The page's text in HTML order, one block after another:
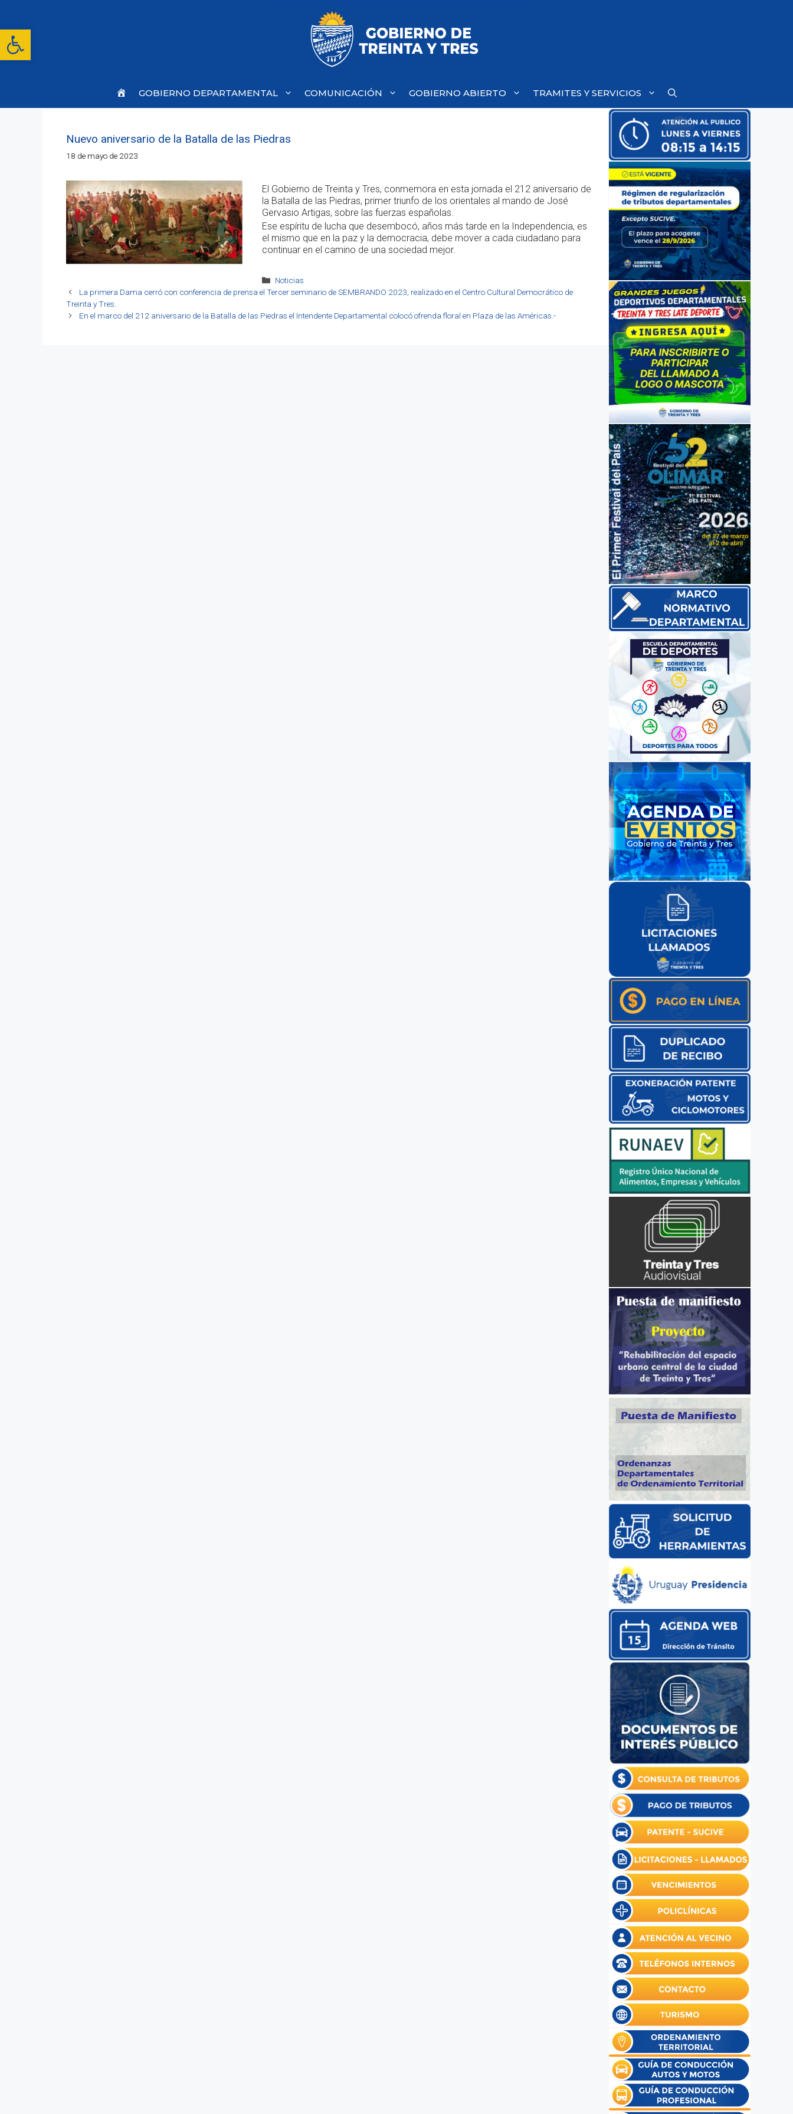
Abrir barra de herramientas
contenido
Inicio
GOBIERNO DEPARTAMENTAL COMUNICACIÓN GOBIERNO ABIERTO TRAMITES Y SERVICIOS
Nuevo aniversario de la Batalla de las Piedras
18 de mayo de 2023
El Gobierno de Treinta y Tres, conmemora en esta jornada el 212 aniversario de
la Batalla de las Piedras, primer triunfo de los orientales al mando de José
Gervasio Artigas, sobre las fuerzas españolas.
Ese espíritu de lucha que desembocó, años más tarde en la Independencia, es
el mismo que en la paz y la democracia, debe mover a cada ciudadano para
continuar en el camino de una sociedad mejor.
Categorías
Noticias
La primera Dama cerró con conferencia de prensa el Tercer seminario de SEMBRANDO 2023, realizado en el Centro Cultural Democrático de
Treinta y Tres.
En el marco del 212 aniversario de la Batalla de las Piedras el Intendente Departamental colocó ofrenda floral en Plaza de las Américas.-